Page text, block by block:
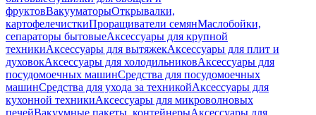
фруктовВакууматорыОткрывалки,
картофелечисткиПроращиватели семянМаслобойки,
сепараторы бытовыеАксессуары для крупной
техникиАксессуары для вытяжекАксессуары для плит и
духовокАксессуары для холодильниковАксессуары для
посудомоечных машинСредства для посудомоечных
машинСредства для ухода за техникойАксессуары для
кухонной техникиАксессуары для микроволновых
печейВакуумные пакеты, контейнерыАксессуары для